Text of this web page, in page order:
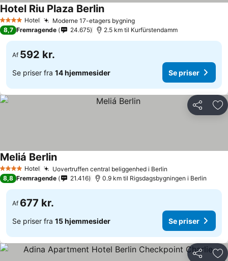
4 StjernerHotel Moderne 17-etagers bygning
Hotel Riu Plaza Berlin
8,7 Fremragende 24.675 2.5 km til Kurfürstendamm
Af 592 kr.
Se priser fra 14 hjemmesider Se priser
Del
4 StjernerHotel Uovertruffen central beliggenhed i Berlin
Meliá Berlin
8,8 Fremragende 21.416 0.9 km til Rigsdagsbygningen i Berlin
Af 677 kr.
Se priser fra 15 hjemmesider Se priser
Del